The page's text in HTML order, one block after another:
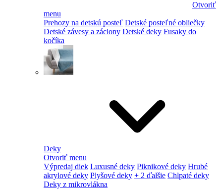
Otvoriť
menu
Prehozy na detskú posteľ Detské posteľné obliečky
Detské závesy a záclony Detské deky Fusaky do
kočíka
Deky
Otvoriť menu
Výpredaj diek Luxusné deky Piknikové deky Hrubé
akrylové deky Plyšové deky + 2 ďalšie Chlpaté deky
Deky z mikrovlákna